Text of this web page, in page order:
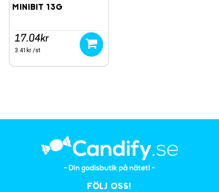
Minibit 13g
17.04kr
3.41kr /st
Följ oss!